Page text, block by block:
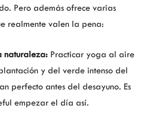
Pero además ofrece varias
realmente valen la pena:
naturaleza: Practicar yoga al aire
y del verde intenso del
perfecto antes del desayuno. Es
empezar el día así.